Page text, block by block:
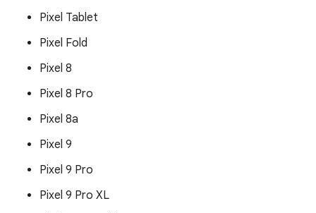
Pixel Tablet
Pixel Fold
Pixel 8
Pixel 8 Pro
Pixel 8a
Pixel 9
Pixel 9 Pro
Pixel 9 Pro XL